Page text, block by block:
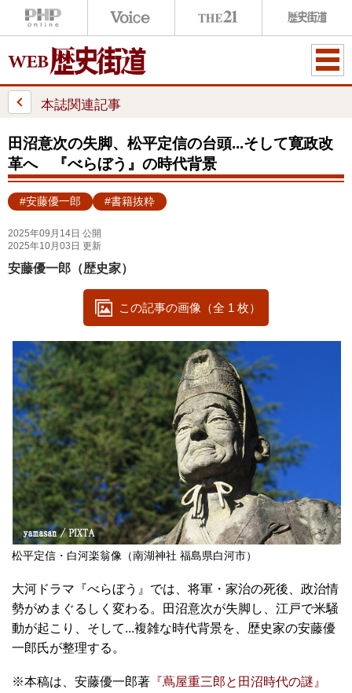
ME
本誌関連記事
田沼意次の失脚、松平定信の台頭...そして寛政改
革へ 『べらぼう』の時代背景
#安藤優一郎 #書籍抜粋
2025年09月14日 公開
2025年10月03日 更新
安藤優一郎（歴史家）
この記事の画像（全 1 枚）
松平定信・白河楽翁像（南湖神社 福島県白河市）
大河ドラマ『べらぼう』では、将軍・家治の死後、政治情
勢がめまぐるしく変わる。田沼意次が失脚し、江戸で米騒
動が起こり、そして...複雑な時代背景を、歴史家の安藤優
一郎氏が整理する。
※本稿は、安藤優一郎著 『蔦屋重三郎と田沼時代の謎』